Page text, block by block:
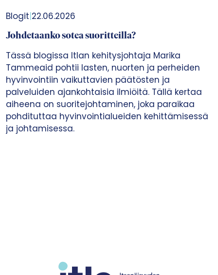
Blogit|22.06.2026
Johdetaanko sotea suoritteilla?
Tässä blogissa Itlan kehitysjohtaja Marika
Tammeaid pohtii lasten, nuorten ja perheiden
hyvinvointiin vaikuttavien päätösten ja
palveluiden ajankohtaisia ilmiöitä. Tällä kertaa
aiheena on suoritejohtaminen, joka paraikaa
pohdituttaa hyvinvointialueiden kehittämisessä
ja johtamisessa.